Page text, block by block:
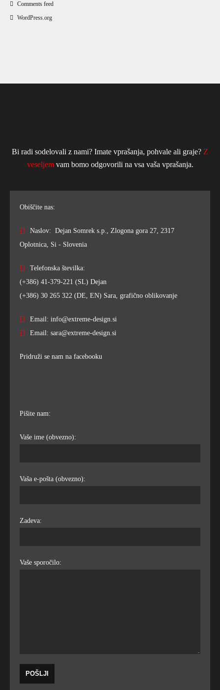
Comments feed
WordPress.org
Bi radi sodelovali z nami? Imate vprašanja, pohvale ali graje? Z
veseljemvam bomo odgovorili na vsa vaša vprašanja.
Obiščite nas:
Naslov: Dejan Somrek s.p., Zlogona gora 27, 2317
Oplotnica, Si - Slovenia
Telefonska številka:
(+386) 41-379-221 (SL) Dejan
(+386) 30 265 322 (DE, EN) Sara, grafično oblikovanje
Email: info@extreme-design.si
Email: sara@extreme-design.si
Pridruži se nam na facebooku
Pišite nam:
Vaše ime (obvezno):
Vaša e-pošta (obvezno):
Zadeva:
Vaše sporočilo: